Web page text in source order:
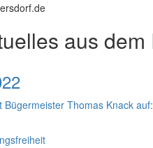
aus dem
Thomas Knack